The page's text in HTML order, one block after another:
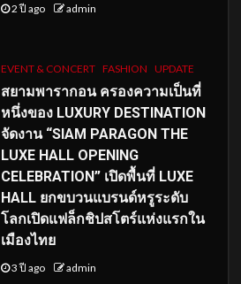
2 ปี ago admin
EVENT & CONCERT FASHION UPDATE
สยามพารากอน ครองความเป็นที่
หนึ่งของ LUXURY DESTINATION
จัดงาน “SIAM PARAGON THE
LUXE HALL OPENING
CELEBRATION” เปิดพื้นที่ LUXE
HALL ยกขบวนแบรนด์หรูระดับ
โลกเปิดแฟล็กชิปสโตร์แห่งแรกใน
เมืองไทย
3 ปี ago admin